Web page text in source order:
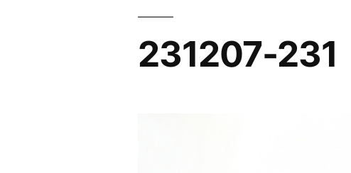
231207-231